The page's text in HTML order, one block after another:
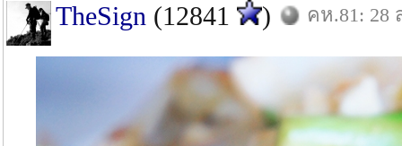
TheSign (12841 ) คห.81: 28